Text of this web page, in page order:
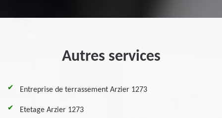
Autres services
Entreprise de terrassement Arzier 1273
Etetage Arzier 1273